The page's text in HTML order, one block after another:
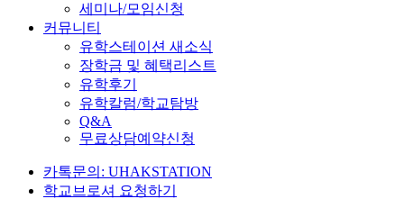
세미나/모임신청
커뮤니티
유학스테이션 새소식
장학금 및 혜택리스트
유학후기
유학칼럼/학교탐방
Q&A
무료상담예약신청
카톡문의: UHAKSTATION
학교브로셔 요청하기